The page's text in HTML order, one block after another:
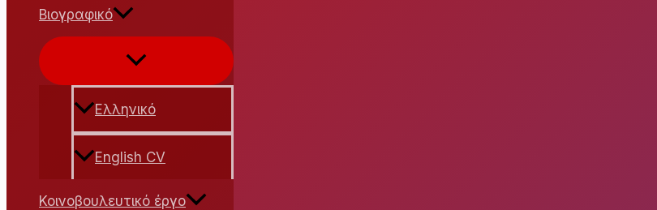
Βιογραφικό
Εναλλαγή
Ελληνικό
English CV
Κοινοβουλευτικό έργο